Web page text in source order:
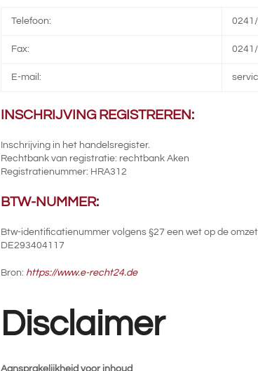
Telefoon:
Fax:
E-mail:
INSCHRIJVING REGISTREREN:
Inschrijving in het handelsregister.
Rechtbank van registratie: rechtbank Aken
Registratienummer: HRA312
BTW-NUMMER:
Btw-identificatienummer volgens §27 een wet op de
DE293404117
Bron: https://www.e-recht24.de
Disclaimer
Aansprakelijkheid voor inhoud